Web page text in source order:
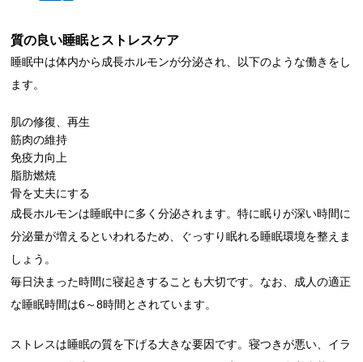
質の良い睡眠とストレスケア
睡眠中は体内から成長ホルモンが分泌され、以下のような働きをし
ます。
肌の修復、再生
筋肉の維持
免疫力向上
脂肪燃焼
骨を丈夫にする
成長ホルモンは睡眠中に多く分泌されます。特に眠りが深い時間に
分泌量が増えるといわれるため、ぐっすり眠れる睡眠環境を整えま
しょう。
毎日決まった時間に寝起きすることも大切です。なお、成人の適正
な睡眠時間は6～8時間とされています。
ストレスは睡眠の質を下げる大きな要因です。寝つきが悪い、イラ